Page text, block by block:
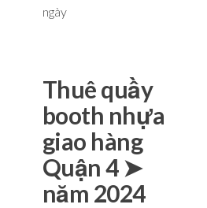
ngày
Thuê quầy
booth nhựa
giao hàng
Quận 4 ➤
năm 2024